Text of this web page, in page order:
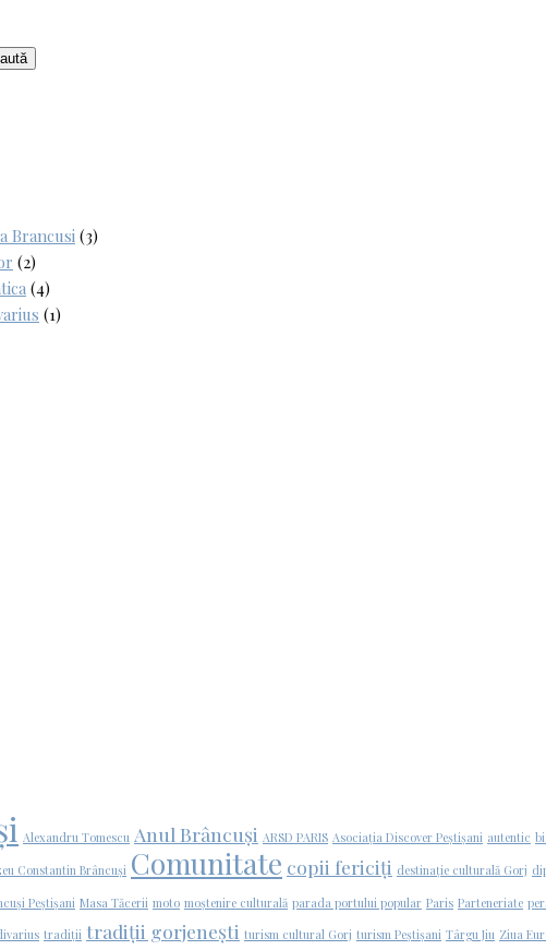
Brancusi (3)
(2)
(4)
(1)
Alexandru Tomescu Anul Brâncuși ARSD PARIS Asociația Discover Peștișani autentic
Constantin Brâncuși Comunitate copii fericiți destinație culturală Gorj
Peștișani Masa Tăcerii moto moștenire culturală parada portului popular Paris Parteneriate
tradiții tradiții gorjenești turism cultural Gorj turism Peștișani Târgu Jiu Ziua